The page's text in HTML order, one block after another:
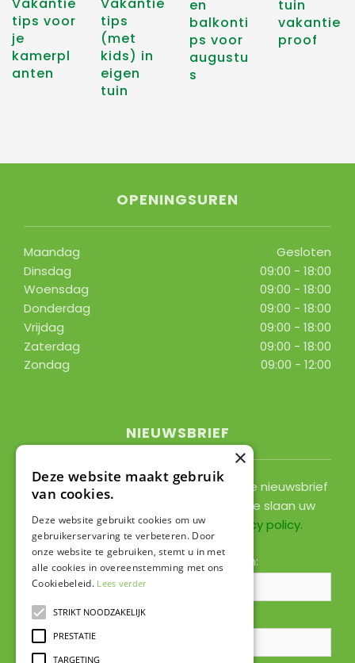
tips voor
je
kamerpl
anten
tips
(met
kids) in
eigen
tuin
en
balkonti
ps voor
augustu
s
tuin
vakantie
proof
OPENINGSUREN
Maandag
Gesloten
Dinsdag
09:00 - 18:00
Woensdag
09:00 - 18:00
Donderdag
09:00 - 18:00
Vrijdag
09:00 - 18:00
Zaterdag
09:00 - 18:00
Zondag
09:00 - 12:00
NIEUWSBRIEF
Ontvang ongeveer 1x per 2 weken onze nieuwsbrief
met acties, nieuws & activiteiten! We slaan uw
gegevens op conform onze
privacy policy.
Voornaam: Achternaam:
E-mailadres:*
×
Deze website maakt gebruik
van cookies.
Deze website gebruikt cookies om uw
gebruikerservaring te verbeteren. Door
onze website te gebruiken, stemt u in met
alle cookies in overeenstemming met ons
Cookiebeleid. Lees verder
STRIKT NOODZAKELIJK
PRESTATIE
TARGETING